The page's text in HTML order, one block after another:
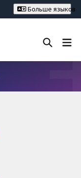
Больше языков